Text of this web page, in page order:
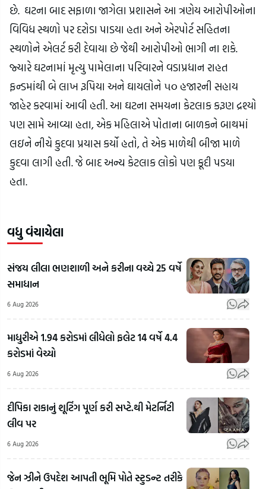
છે. ઘટના બાદ સફાળા જાગેલા પ્રશાસને આ ત્રણેય આરોપીઓના
વિવિધ સ્થળો પર દરોડા પાડયા હતા અને એરપોર્ટ સહિતના
સ્થળોને એલર્ટ કરી દેવાયા છે જેથી આરોપીઓ ભાગી ના શકે.
જ્યારે ઘટનામાં મૃત્યુ પામેલાના પરિવારને વડાપ્રધાન રાહત
ફન્ડમાંથી બે લાખ રૂપિયા અને ઘાયલોને ૫૦ હજારની સહાય
જાહેર કરવામાં આવી હતી. આ ઘટના સમયના કેટલાક કરૂણ દ્રશ્યો
પણ સામે આવ્યા હતા, એક મહિલાએ પોતાના બાળકને બાથમાં
લઇને નીચે કુદવા પ્રયાસ કર્યો હતો, તે એક માળેથી બીજા માળે
કુદવા લાગી હતી. જે બાદ અન્ય કેટલાક લોકો પણ કૂદી પડયા
હતા.
વધુ વંચાયેલા
સંજય લીલા ભણશાળી અને કરીના વચ્ચે 25 વર્ષે
સમાધાન
6 Aug 2026
માધુરીએ 1.94 કરોડમાં લીધેલો ફલેટ 14 વર્ષે 4.4
કરોડમાં વેચ્યો
6 Aug 2026
દીપિકા રાકાનું શૂટિંગ પૂર્ણ કરી સપ્ટે.થી મેટર્નિટી
લીવ પર
6 Aug 2026
જેન ઝીને ઉપદેશ આપતી ભૂમિ પોતે સ્ટુડન્ટ તરીકે
RSS
Chief
Bhagwat
On
જેના પર